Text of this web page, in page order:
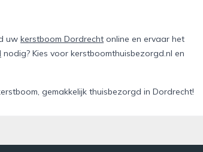
uw kerstboom Dordrecht online en ervaar het
nodig? Kies voor kerstboomthuisbezorgd.nl en
gemakkelijk thuisbezorgd in Dordrecht!